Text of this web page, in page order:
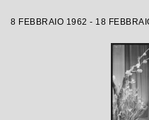
8 FEBBRAIO 1962 - 18